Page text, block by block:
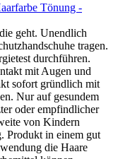
Tönung -
geht. Unendlich
tragen.
durchführen.
mit Augen und
sofort gründlich mit
Nur auf gesundem
oder empfindlicher
von Kindern
Produkt in einem gut
die Haare